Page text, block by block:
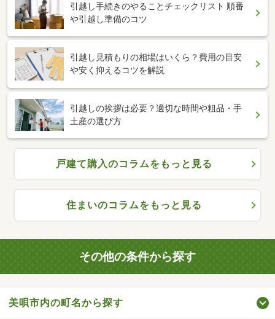
引越し手続きのやることチェックリスト 順番
や引越し準備のコツ
引越し見積もりの相場はいくら？費用の目安
や安く抑えるコツを解説
引越しの挨拶は必要？適切な時間や粗品・手
土産の選び方
戸建て購入のコラムをもっと見る
住まいのコラムをもっと見る
その他の条件から探す
美唄市内の町名から探す